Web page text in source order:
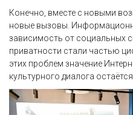
Конечно, вместе с новыми
новые вызовы.
зависимость от социальных
приватности стали частью
этих проблем значение
культурного диалога